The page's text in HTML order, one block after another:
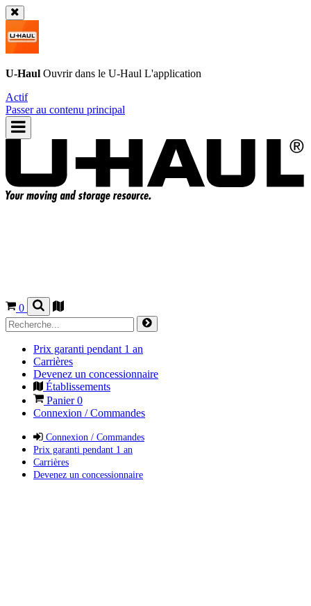
U-Haul Ouvrir dans le U-Haul L'application
Actif
Passer au contenu principal
0
Prix garanti pendant 1 an
Carrières
Devenez un concessionnaire
Établissements
Panier0
Connexion / Commandes
Connexion / Commandes
Prix garanti pendant 1 an
Carrières
Devenez un concessionnaire